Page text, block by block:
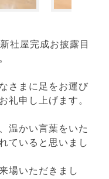
社屋完成お披露目
さまに足をお運び
礼申し上げます。
温かい言葉をいた
ていると思いまし
場いただきまし